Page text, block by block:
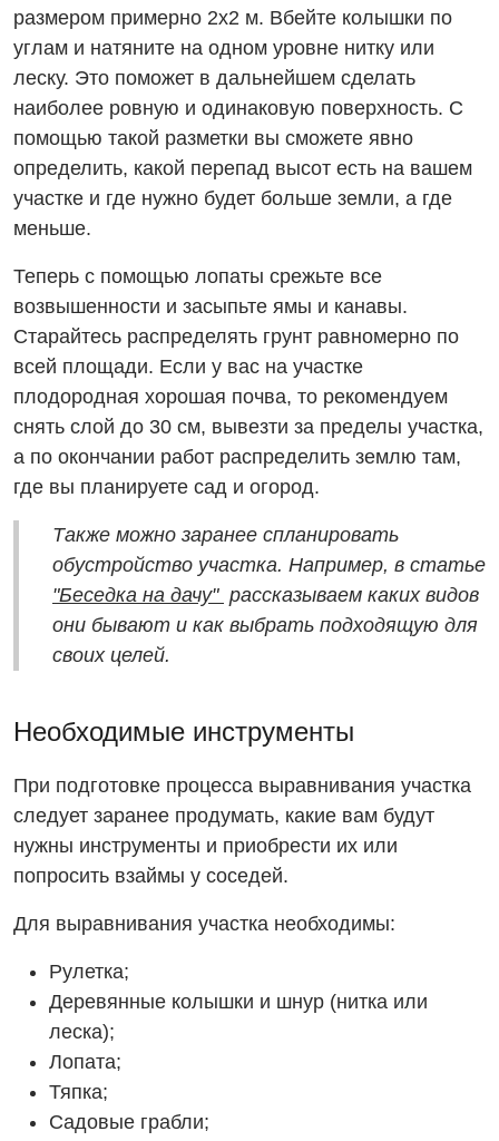
размером примерно 2х2 м. Вбейте колышки по
углам и натяните на одном уровне нитку или
леску. Это поможет в дальнейшем сделать
наиболее ровную и одинаковую поверхность. С
помощью такой разметки вы сможете явно
определить, какой перепад высот есть на вашем
участке и где нужно будет больше земли, а где
меньше.
Теперь с помощью лопаты срежьте все
возвышенности и засыпьте ямы и канавы.
Старайтесь распределять грунт равномерно по
всей площади. Если у вас на участке
плодородная хорошая почва, то рекомендуем
снять слой до 30 см, вывезти за пределы участка,
а по окончании работ распределить землю там,
где вы планируете сад и огород.
Также можно заранее спланировать
обустройство участка. Например, в статье
"Беседка на дачу" рассказываем каких видов
они бывают и как выбрать подходящую для
своих целей.
Необходимые инструменты
При подготовке процесса выравнивания участка
следует заранее продумать, какие вам будут
нужны инструменты и приобрести их или
попросить взаймы у соседей.
Для выравнивания участка необходимы:
Рулетка;
Деревянные колышки и шнур (нитка или
леска);
Лопата;
Тяпка;
Садовые грабли;